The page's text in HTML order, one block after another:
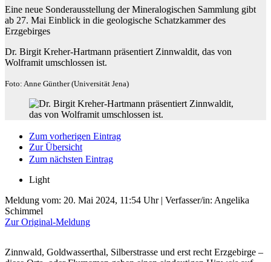
Eine neue Sonderausstellung der Mineralogischen Sammlung gibt
ab 27. Mai Einblick in die geologische Schatzkammer des
Erzgebirges
Dr. Birgit Kreher-Hartmann präsentiert Zinnwaldit, das von
Wolframit umschlossen ist.
Foto: Anne Günther (Universität Jena)
Zum vorherigen Eintrag
Zur Übersicht
Zum nächsten Eintrag
Light
Meldung vom: 20. Mai 2024, 11:54 Uhr| Verfasser/in: Angelika
Schimmel
Zur Original-Meldung
Zinnwald, Goldwasserthal, Silberstrasse und erst recht Erzgebirge –